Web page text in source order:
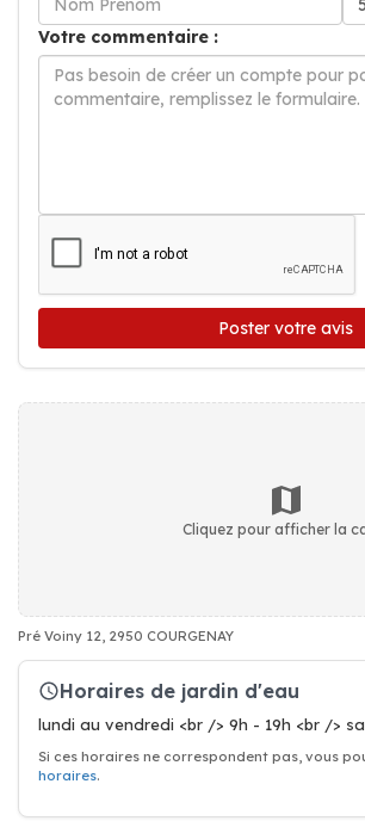
Votre commentaire :
Poster votre avis
Cliquez pour afficher la
Pré Voiny 12, 2950 COURGENAY
Horaires de jardin d'eau
lundi au vendredi <br /> 9h - 19h <br />
Si ces horaires ne correspondent pas, vous
horaires.